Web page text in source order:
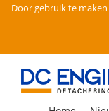
Door gebruik te
Ga
inhoud